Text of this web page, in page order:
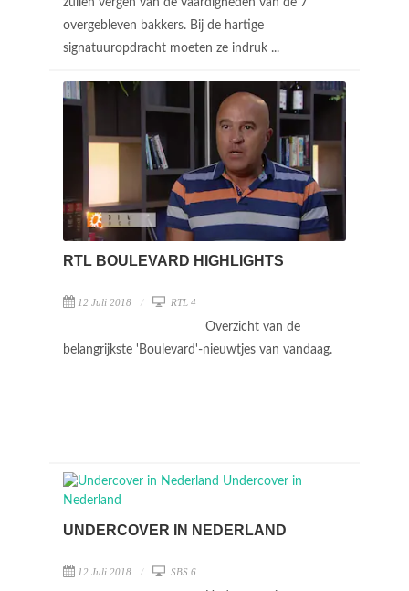
zullen vergen van de vaardigheden van de 7
overgebleven bakkers. Bij de hartige
signatuuropdracht moeten ze indruk ...
RTL BOULEVARD HIGHLIGHTS
12 Juli 2018 RTL 4
Overzicht van de
belangrijkste 'Boulevard'-nieuwtjes van vandaag.
UNDERCOVER IN NEDERLAND
12 Juli 2018 SBS 6